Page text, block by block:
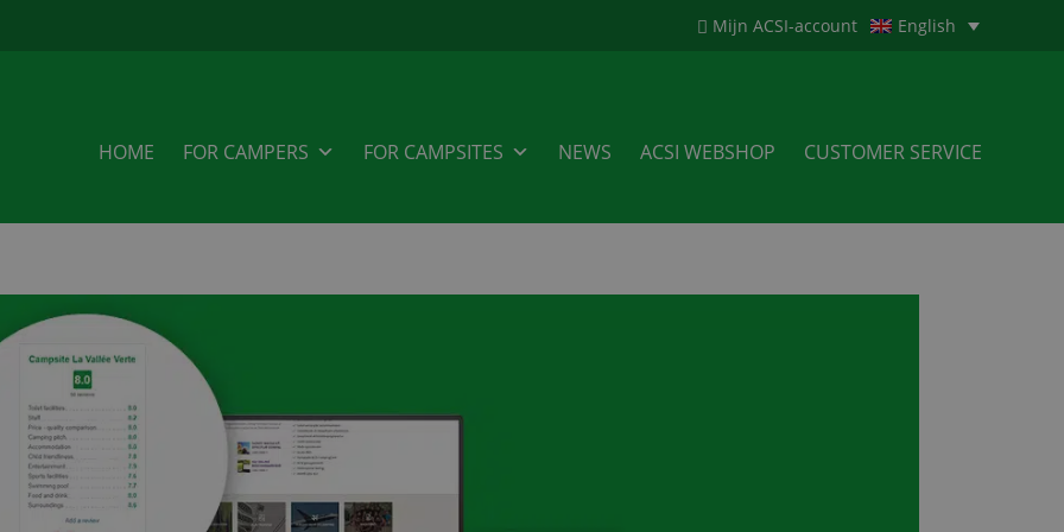
Mijn ACSI-account English
HOME FOR CAMPERS FOR CAMPSITES NEWS ACSI WEBSHOP CUSTOMER SERVICE